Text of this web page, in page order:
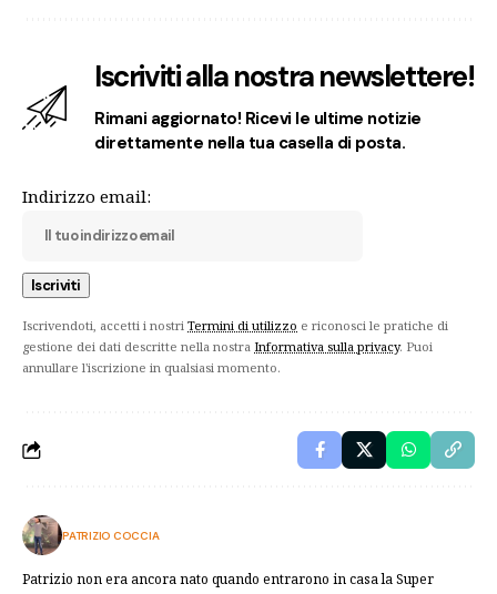
Iscriviti alla nostra newslettere!
Rimani aggiornato! Ricevi le ultime notizie
direttamente nella tua casella di posta.
Indirizzo email:
Iscrivendoti, accetti i nostri Termini di utilizzo e riconosci le pratiche di
gestione dei dati descritte nella nostra Informativa sulla privacy. Puoi
annullare l'iscrizione in qualsiasi momento.
PATRIZIO COCCIA
Patrizio non era ancora nato quando entrarono in casa la Super